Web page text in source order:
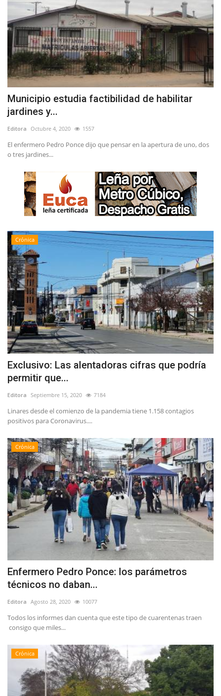
Municipio estudia factibilidad de habilitar
jardines y...
Editora Octubre 4, 2020 1557
El enfermero Pedro Ponce dijo que pensar en la apertura de uno, dos
o tres jardines...
Crónica
Exclusivo: Las alentadoras cifras que podría
permitir que...
Editora Septiembre 15, 2020 7184
Linares desde el comienzo de la pandemia tiene 1.158 contagios
positivos para Coronavirus....
Crónica
Enfermero Pedro Ponce: los parámetros
técnicos no daban...
Editora Agosto 28, 2020 10077
Todos los informes dan cuenta que este tipo de cuarentenas traen
consigo que miles...
Crónica